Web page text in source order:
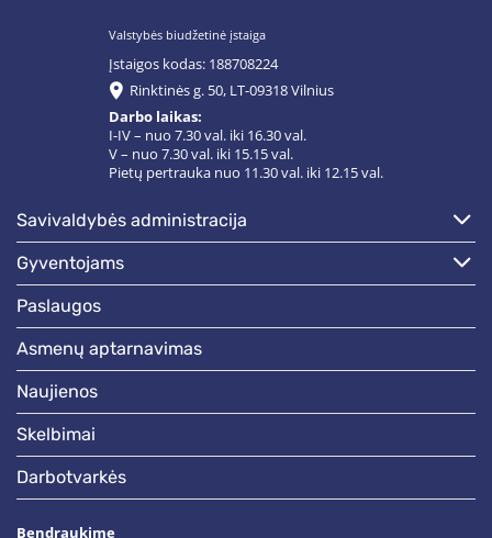
Valstybės biudžetinė įstaiga
Įstaigos kodas: 188708224
Rinktinės g. 50, LT-09318 Vilnius
Darbo laikas:
I-IV – nuo 7.30 val. iki 16.30 val.
V – nuo 7.30 val. iki 15.15 val.
Pietų pertrauka nuo 11.30 val. iki 12.15 val.
savivaldybės administracija
gyventojams
paslaugos
asmenų aptarnavimas
naujienos
skelbimai
darbotvarkės
Bendraukime